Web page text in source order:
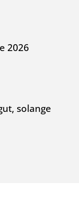
2026
solange
es um Gesichter